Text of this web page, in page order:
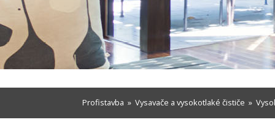
Profistavba » Vysavače a vysokotlaké čističe »